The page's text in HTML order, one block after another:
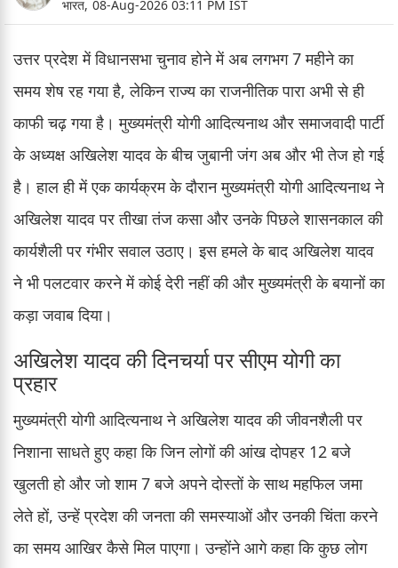
भारत, 08-Aug-2026 03:11 PM IST
उत्तर प्रदेश में विधानसभा चुनाव होने में अब लगभग 7 महीने का
समय शेष रह गया है, लेकिन राज्य का राजनीतिक पारा अभी से ही
काफी चढ़ गया है। मुख्यमंत्री योगी आदित्यनाथ और समाजवादी पार्टी
के अध्यक्ष अखिलेश यादव के बीच जुबानी जंग अब और भी तेज हो गई
है। हाल ही में एक कार्यक्रम के दौरान मुख्यमंत्री योगी आदित्यनाथ ने
अखिलेश यादव पर तीखा तंज कसा और उनके पिछले शासनकाल की
कार्यशैली पर गंभीर सवाल उठाए। इस हमले के बाद अखिलेश यादव
ने भी पलटवार करने में कोई देरी नहीं की और मुख्यमंत्री के बयानों का
कड़ा जवाब दिया।
अखिलेश यादव की दिनचर्या पर सीएम योगी का
प्रहार
मुख्यमंत्री योगी आदित्यनाथ ने अखिलेश यादव की जीवनशैली पर
निशाना साधते हुए कहा कि जिन लोगों की आंख दोपहर 12 बजे
खुलती हो और जो शाम 7 बजे अपने दोस्तों के साथ महफिल जमा
लेते हों, उन्हें प्रदेश की जनता की समस्याओं और उनकी चिंता करने
का समय आखिर कैसे मिल पाएगा। उन्होंने आगे कहा कि कुछ लोग